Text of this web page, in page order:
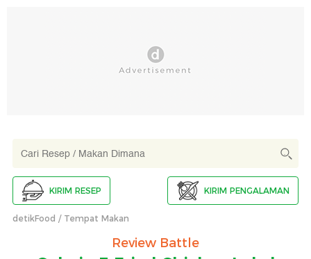
KIRIM RESEP KIRIM PENGALAMAN
detikFood Tempat Makan
Review Battle